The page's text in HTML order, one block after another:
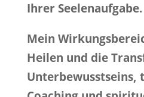
Ihrer Seelenaufgabe.
Mein
Heilen und die
Unterbewusstseins,